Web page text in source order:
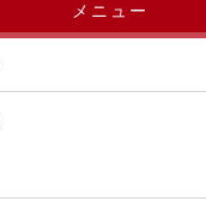
メニュー